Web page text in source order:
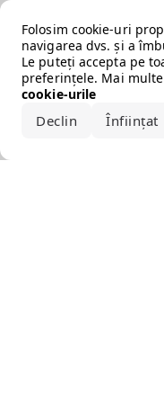
Folosim cookie-uri
navigarea dvs. și a
Le puteți accepta pe
preferințele. Mai
cookie-urile
Declin Înființat
Error